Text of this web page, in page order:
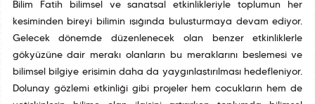
Bilim Fatih bilimsel ve sanatsal etkinlikleriyle toplumun her
kesiminden bireyi bilimin ışığında buluşturmaya devam ediyor.
Gelecek dönemde düzenlenecek olan benzer etkinliklerle
gökyüzüne dair merakı olanların bu meraklarını beslemesi ve
bilimsel bilgiye erişimin daha da yaygınlaştırılması hedefleniyor.
Dolunay gözlemi etkinliği gibi projeler hem çocukların hem de